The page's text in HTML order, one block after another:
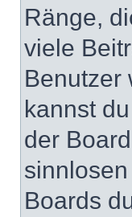
Ränge,
viele
Benutzer
kannst
der
Boards